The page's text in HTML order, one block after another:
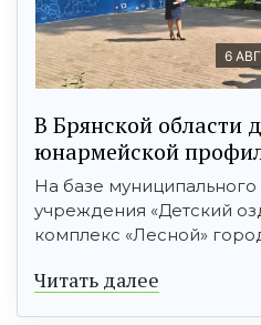
6
В Брянской области
юнармейской
На базе
учреждения «Детский
комплекс «Лесной»
Читать далее